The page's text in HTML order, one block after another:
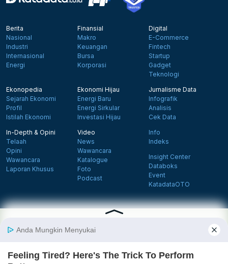
Berita
Nasional
Industri
Internasional
Energi
Finansial
Makro
Keuangan
Bursa
Korporasi
Digital
E-Commerce
Fintech
Startup
Gadget
Teknologi
Ekonopedia
Sejarah Ekonomi
Profil
Istilah Ekonomi
Ekonomi Hijau
Energi Baru
Energi Sirkular
Investasi Hijau
Jurnalisme Data
Infografik
Analisis
Cek Data
In-Depth & Opini
Telaah
Opini
Wawancara
Laporan Khusus
Video
News
Wawancara
Katalogue
Foto
Podcast
Info
Indeks
Insight Center
Databoks
Event
KatadataOTO